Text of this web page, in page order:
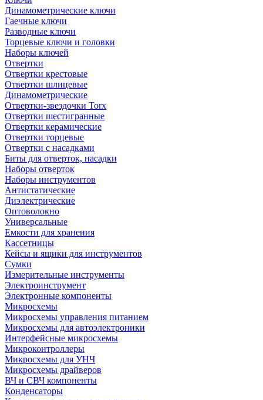
Динамометрические ключи
Гаечные ключи
Разводные ключи
Торцевые ключи и головки
Наборы ключей
Отвертки
Отвертки крестовые
Отвертки шлицевые
Динамометрические
Отвертки-звездочки Torx
Отвертки шестигранные
Отвертки керамические
Отвертки торцевые
Отвертки с насадками
Биты для отверток, насадки
Наборы отверток
Наборы инструментов
Антистатические
Диэлектрические
Оптоволокно
Универсальные
Емкости для хранения
Кассетницы
Кейсы и ящики для инструментов
Сумки
Измерительные инструменты
Электроинструмент
Электронные компоненты
Микросхемы
Микросхемы управления питанием
Микросхемы для автоэлектроники
Интерфейсные микросхемы
Микроконтроллеры
Микросхемы для УНЧ
Микросхемы драйверов
ВЧ и СВЧ компоненты
Конденсаторы